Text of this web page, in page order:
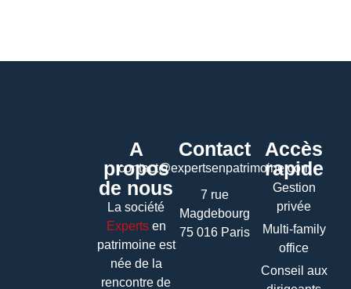
A
propos
de nous
La société
Expertsen
patrimoine est
née de la
rencontre de
Contact
contact@expertsenpatrimoine.com
7 rue
Magdebourg
75 016 Paris
Accès
rapide
Gestion
privée
Multi-family
office
Conseil aux